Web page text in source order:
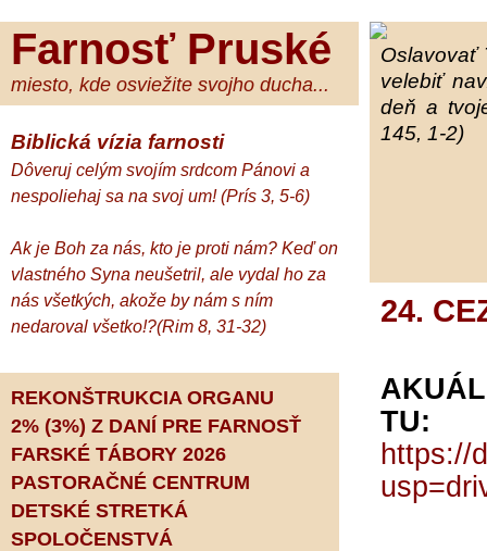
Farnosť Pruské
miesto, kde osviežite svojho ducha...
Biblická vízia farnosti
Dôveruj celým svojím srdcom Pánovi a
nespoliehaj sa na svoj um! (Prís 3, 5-6)
Ak je Boh za nás, kto je proti nám? Keď on
vlastného Syna neušetril, ale vydal ho za
nás všetkých, akože by nám s ním
nedaroval všetko!?(Rim 8, 31-32)
REKONŠTRUKCIA ORGANU
2% (3%) Z DANÍ PRE FARNOSŤ
FARSKÉ TÁBORY 2026
PASTORAČNÉ CENTRUM
DETSKÉ STRETKÁ
SPOLOČENSTVÁ
Oslavovať
velebiť
deň a
145, 1-2)
24.
TU:
https://